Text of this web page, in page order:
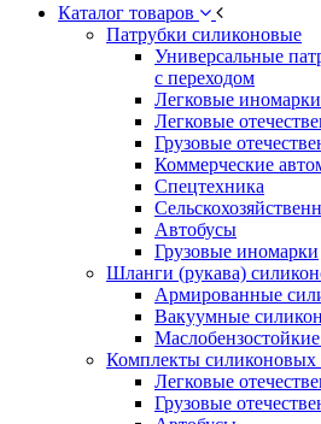
Каталог товаров
Патрубки силиконовые
Универсальные
с переходом
Легковые иномарки
Легковые
Грузовые
Коммерческие
Спецтехника
Автобусы
Грузовые иномарки
Шланги (рукава)
Армированные
Вакуумные
Комплекты силиконовых
Легковые
Грузовые